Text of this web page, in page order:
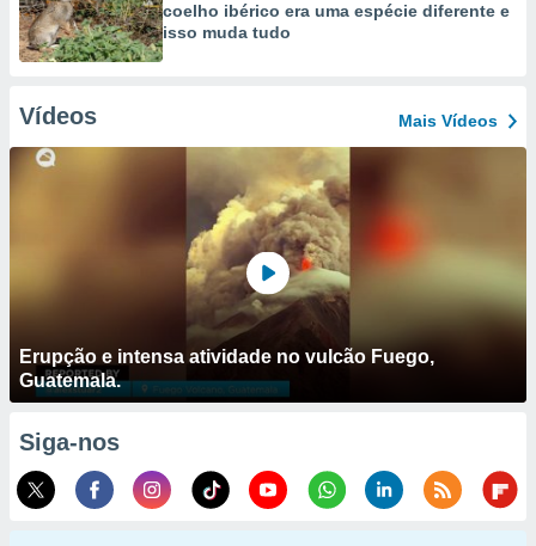
coelho ibérico era uma espécie diferente e
isso muda tudo
Vídeos Mais Vídeos
Erupção e intensa atividade no vulcão Fuego,
Guatemala.
Siga-nos